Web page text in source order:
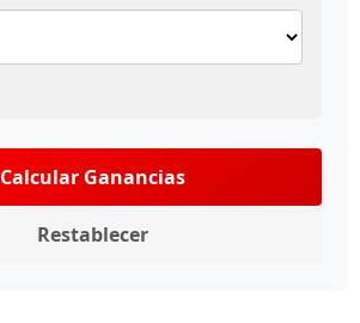
Calcular Ganancias
Restablecer